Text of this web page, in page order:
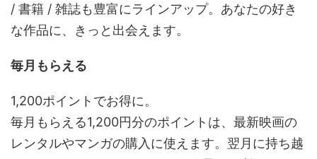
/ 書籍 / 雑誌も豊富にラインアップ。あなたの好き
な作品に、きっと出会えます。
毎月もらえる
1,200ポイントでお得に。
毎月もらえる1,200円分のポイントは、最新映画の
レンタルやマンガの購入に使えます。翌月に持ち越